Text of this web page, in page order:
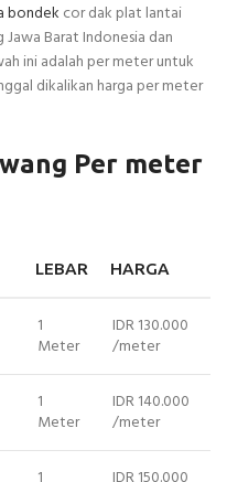
bondek cor dak plat lantai
Barat Indonesia dan
ini adalah per meter untuk
dikalikan harga per meter
Per meter
LEBAR HARGA
1
Meter
IDR 130.000
/meter
1
Meter
IDR 140.000
/meter